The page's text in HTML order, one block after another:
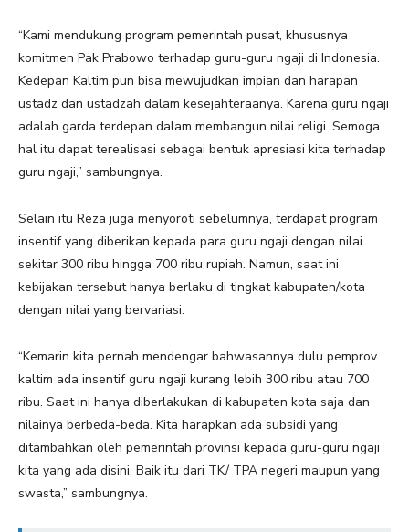
“Kami mendukung program pemerintah pusat, khususnya
komitmen Pak Prabowo terhadap guru-guru ngaji di Indonesia.
Kedepan Kaltim pun bisa mewujudkan impian dan harapan
ustadz dan ustadzah dalam kesejahteraanya. Karena guru ngaji
adalah garda terdepan dalam membangun nilai religi. Semoga
hal itu dapat terealisasi sebagai bentuk apresiasi kita terhadap
guru ngaji,” sambungnya.
Selain itu Reza juga menyoroti sebelumnya, terdapat program
insentif yang diberikan kepada para guru ngaji dengan nilai
sekitar 300 ribu hingga 700 ribu rupiah. Namun, saat ini
kebijakan tersebut hanya berlaku di tingkat kabupaten/kota
dengan nilai yang bervariasi.
“Kemarin kita pernah mendengar bahwasannya dulu pemprov
kaltim ada insentif guru ngaji kurang lebih 300 ribu atau 700
ribu. Saat ini hanya diberlakukan di kabupaten kota saja dan
nilainya berbeda-beda. Kita harapkan ada subsidi yang
ditambahkan oleh pemerintah provinsi kepada guru-guru ngaji
kita yang ada disini. Baik itu dari TK/ TPA negeri maupun yang
swasta,” sambungnya.